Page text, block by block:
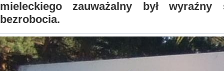
mieleckiego zauważalny był wyraźny
bezrobocia.